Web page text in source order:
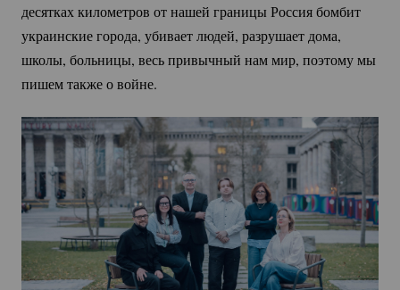
десятках километров от нашей границы Россия бомбит
украинские города, убивает людей, разрушает дома,
школы, больницы, весь привычный нам мир, поэтому мы
пишем также о войне.